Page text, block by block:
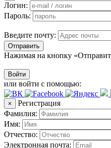
Логин:
Пароль:
Введите почту:
Отправить
Нажимая на кнопку
Войти
или войти с помощью:
×
Регистрация
Фамилия:
Имя:
Отчество:
Электронная почта: